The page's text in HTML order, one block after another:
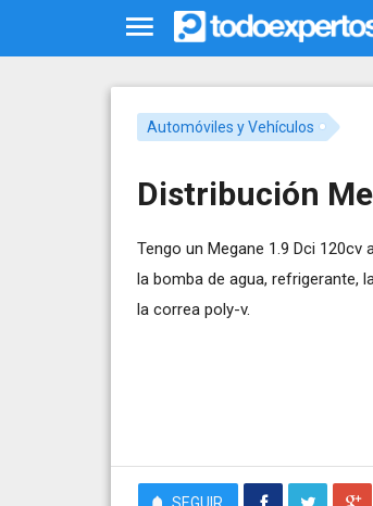
Automóviles y Vehículos
Distribución
Tengo un Megane 1.9 Dci
la bomba de agua, refrigerante,
la correa poly-v.
SEGUIR